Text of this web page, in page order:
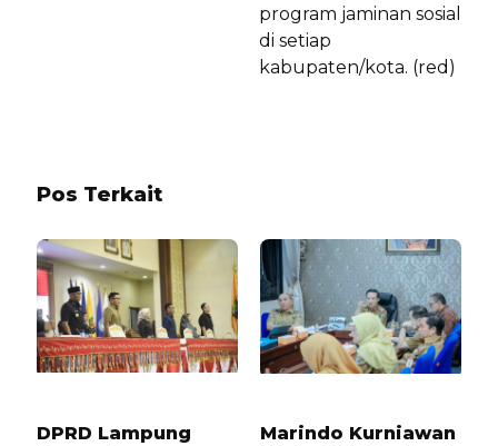
program jaminan sosial
di setiap
kabupaten/kota. (red)
Pos Terkait
DPRD Lampung
Marindo Kurniawan